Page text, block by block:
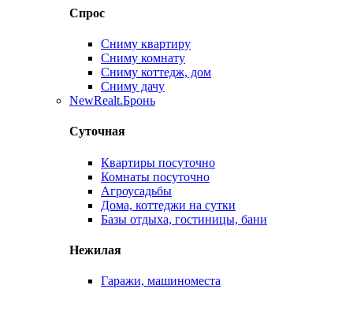
Спрос
Сниму квартиру
Сниму комнату
Сниму коттедж, дом
Сниму дачу
NewRealt.Бронь
Суточная
Квартиры посуточно
Комнаты посуточно
Агроусадьбы
Дома, коттеджи на сутки
Базы отдыха, гостиницы, бани
Нежилая
Гаражи, машиноместа